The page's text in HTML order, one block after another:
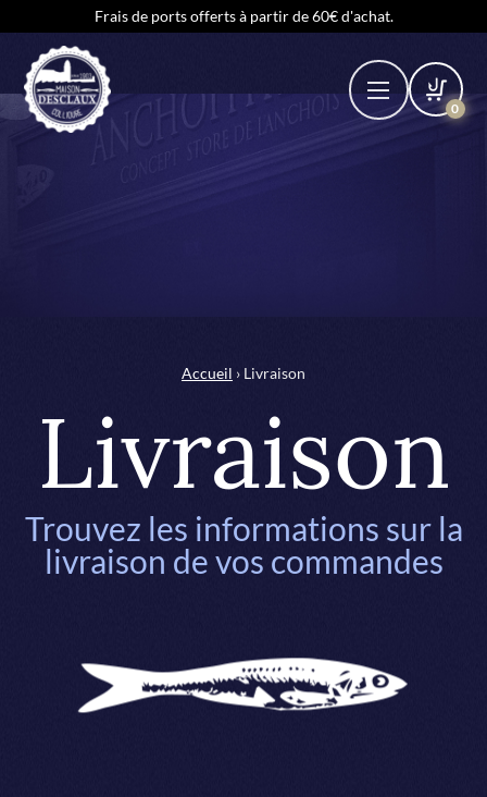
Frais de ports offerts à partir de 60€ d'achat.
0
Accueil › Livraison
Livraison
Trouvez les informations sur la
livraison de vos commandes